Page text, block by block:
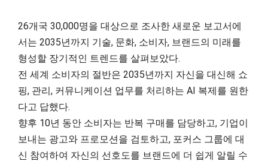
26개국 30,000명을 대상으로 조사한 새로운 보고서에
서는 2035년까지 기술, 문화, 소비자, 브랜드의 미래를
형성할 장기적인 트렌드를 살펴보았다.
전 세계 소비자의 절반은 2035년까지 자신을 대신해 쇼
핑, 관리, 커뮤니케이션 업무를 처리하는 AI 복제를 원한
다고 답했다.
향후 10년 동안 소비자는 반복 구매를 담당하고, 기업이
보내는 광고와 프로모션을 검토하고, 포커스 그룹에 대
신 참여하여 자신의 선호도를 브랜드에 더 쉽게 알릴 수